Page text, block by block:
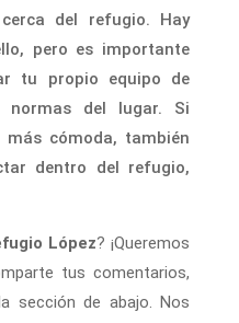
del refugio. Hay
pero es importante
tu propio equipo de
normas del lugar. Si
más cómoda, también
dentro del refugio,
López? ¡Queremos
tus comentarios,
sección de abajo. Nos